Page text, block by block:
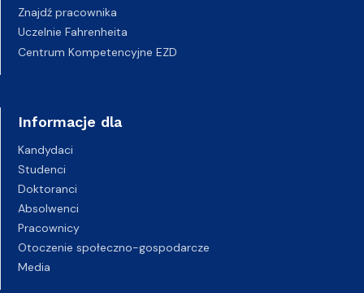
Znajdź pracownika
Uczelnie Fahrenheita
Centrum Kompetencyjne EZD
Informacje dla
Kandydaci
Studenci
Doktoranci
Absolwenci
Pracownicy
Otoczenie społeczno-gospodarcze
Media